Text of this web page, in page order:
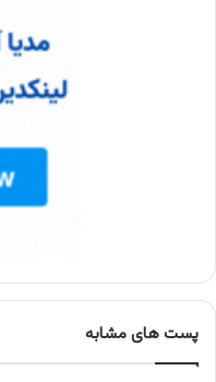
پست های مشابه